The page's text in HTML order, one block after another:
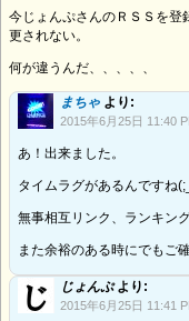
今じょんぷさんのＲＳＳを登
更されない。
何が違うんだ、、、、、
まちゃ より:
2015年6月25日 11:40
あ！出来ました。
タイムラグがあるんですね
無事相互リンク、ランキン
また余裕のある時にでもご
じょんぷ より:
2015年6月25日 11:41